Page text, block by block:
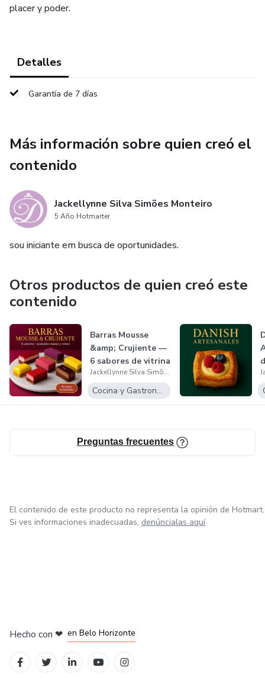
placer y poder.
Detalles
Garantía de 7 días
Más información sobre quien creó el
contenido
Jackellynne Silva Simões Monteiro
5 Año Hotmarter
sou iniciante em busca de oportunidades.
Otros productos de quien creó este
contenido
Barras Mousse
&amp; Crujiente —
6 sabores de vitrina
(espejo...
Jackellynne Silva Simões Monteiro
Cocina y Gastronomía
Preguntas frecuentes
El contenido de este producto no representa la opinión de Hotmart.
Si ves informaciones inadecuadas, denúncialas aquí
Hecho con ❤ en Belo Horizonte